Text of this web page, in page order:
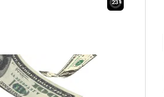
22